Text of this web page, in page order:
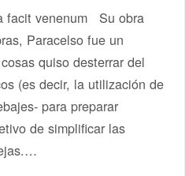
facit venenum Su obra
Paracelso fue un
quiso desterrar del
(es decir, la utilización de
para preparar
de simplificar las